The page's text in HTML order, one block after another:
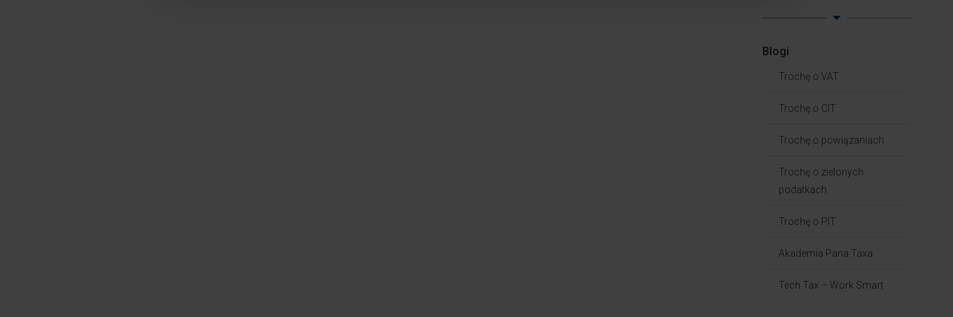
Blogi
Trochę o VAT
Trochę o CIT
Trochę o powiązaniach​
Trochę o zielonych
podatkach
Trochę o PIT
Akademia Pana Taxa
Tech Tax – Work Smart